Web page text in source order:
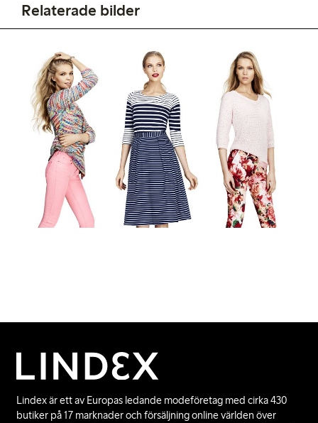
Relaterade bilder
Lindex är ett av Europas ledande modeföretag med cirka 430
butiker på 17 marknader och försäljning online världen över